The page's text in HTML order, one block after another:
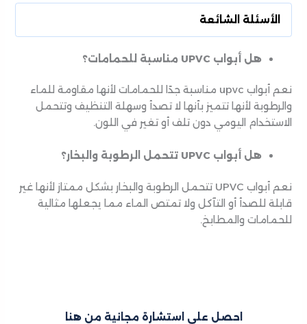
الأسئلة الشائعة
هل أبواب UPVC مناسبة للحمامات؟
نعم أبواب upvc مناسبة جدًا للحمامات لأنها مقاومة للماء
والرطوبة لأنها تتميز بأنها لا تصدأ وسهلة التنظيف وتتحمل
الاستخدام اليومي دون تلف أو تغير في اللون.
هل أبواب UPVC تتحمل الرطوبة والبخار؟
نعم أبواب UPVC تتحمل الرطوبة والبخار بشكل ممتاز لأنها غير
قابلة للصدأ أو التآكل ولا تمتص الماء مما يجعلها مثالية
للحمامات والمطابخ.
احصل علي استشارة مجانية من هنا